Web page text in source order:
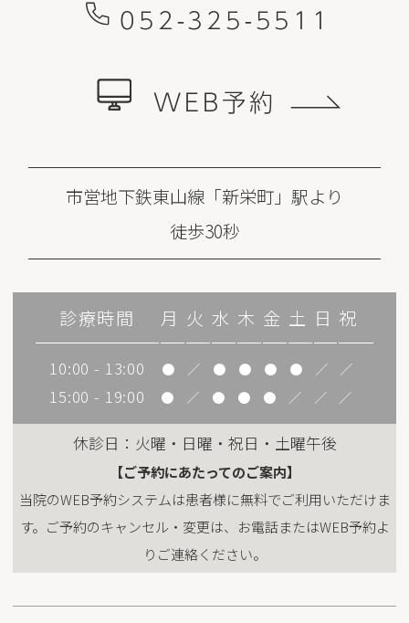
052-325-5511
WEB予約
市営地下鉄東山線「新栄町」駅より
徒歩30秒
診療時間 月 火 水 木 金 土 日 祝
10:00 - 13:00 ● ／ ● ● ● ● ／ ／
15:00 - 19:00 ● ／ ● ● ● ／ ／ ／
休診日：火曜・日曜・祝日・土曜午後
【ご予約にあたってのご案内】
当院のWEB予約システムは患者様に無料でご利用いただけま
す。ご予約のキャンセル・変更は、お電話またはWEB予約よ
りご連絡ください。